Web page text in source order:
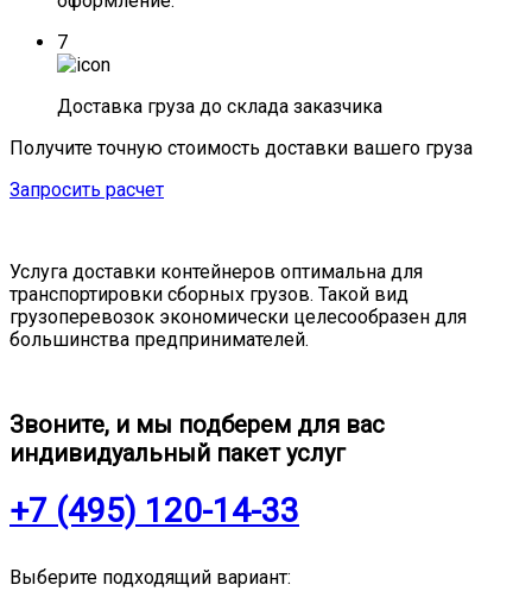
7
Доставка груза до склада заказчика
Получите точную стоимость доставки вашего груза
Запросить расчет
Услуга доставки контейнеров оптимальна для
транспортировки сборных грузов. Такой вид
грузоперевозок экономически целесообразен для
большинства предпринимателей.
Звоните, и мы подберем для вас
индивидуальный пакет услуг
+7 (495) 120-14-33
Выберите подходящий вариант: